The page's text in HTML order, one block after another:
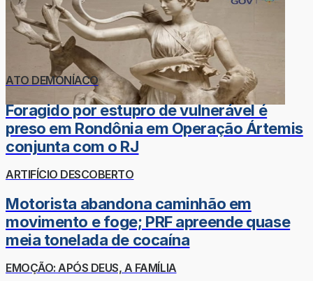
ATO DEMONÍACO
Foragido por estupro de vulnerável é
preso em Rondônia em Operação Ártemis
conjunta com o RJ
ARTIFÍCIO DESCOBERTO
Motorista abandona caminhão em
movimento e foge; PRF apreende quase
meia tonelada de cocaína
EMOÇÃO: APÓS DEUS, A FAMÍLIA